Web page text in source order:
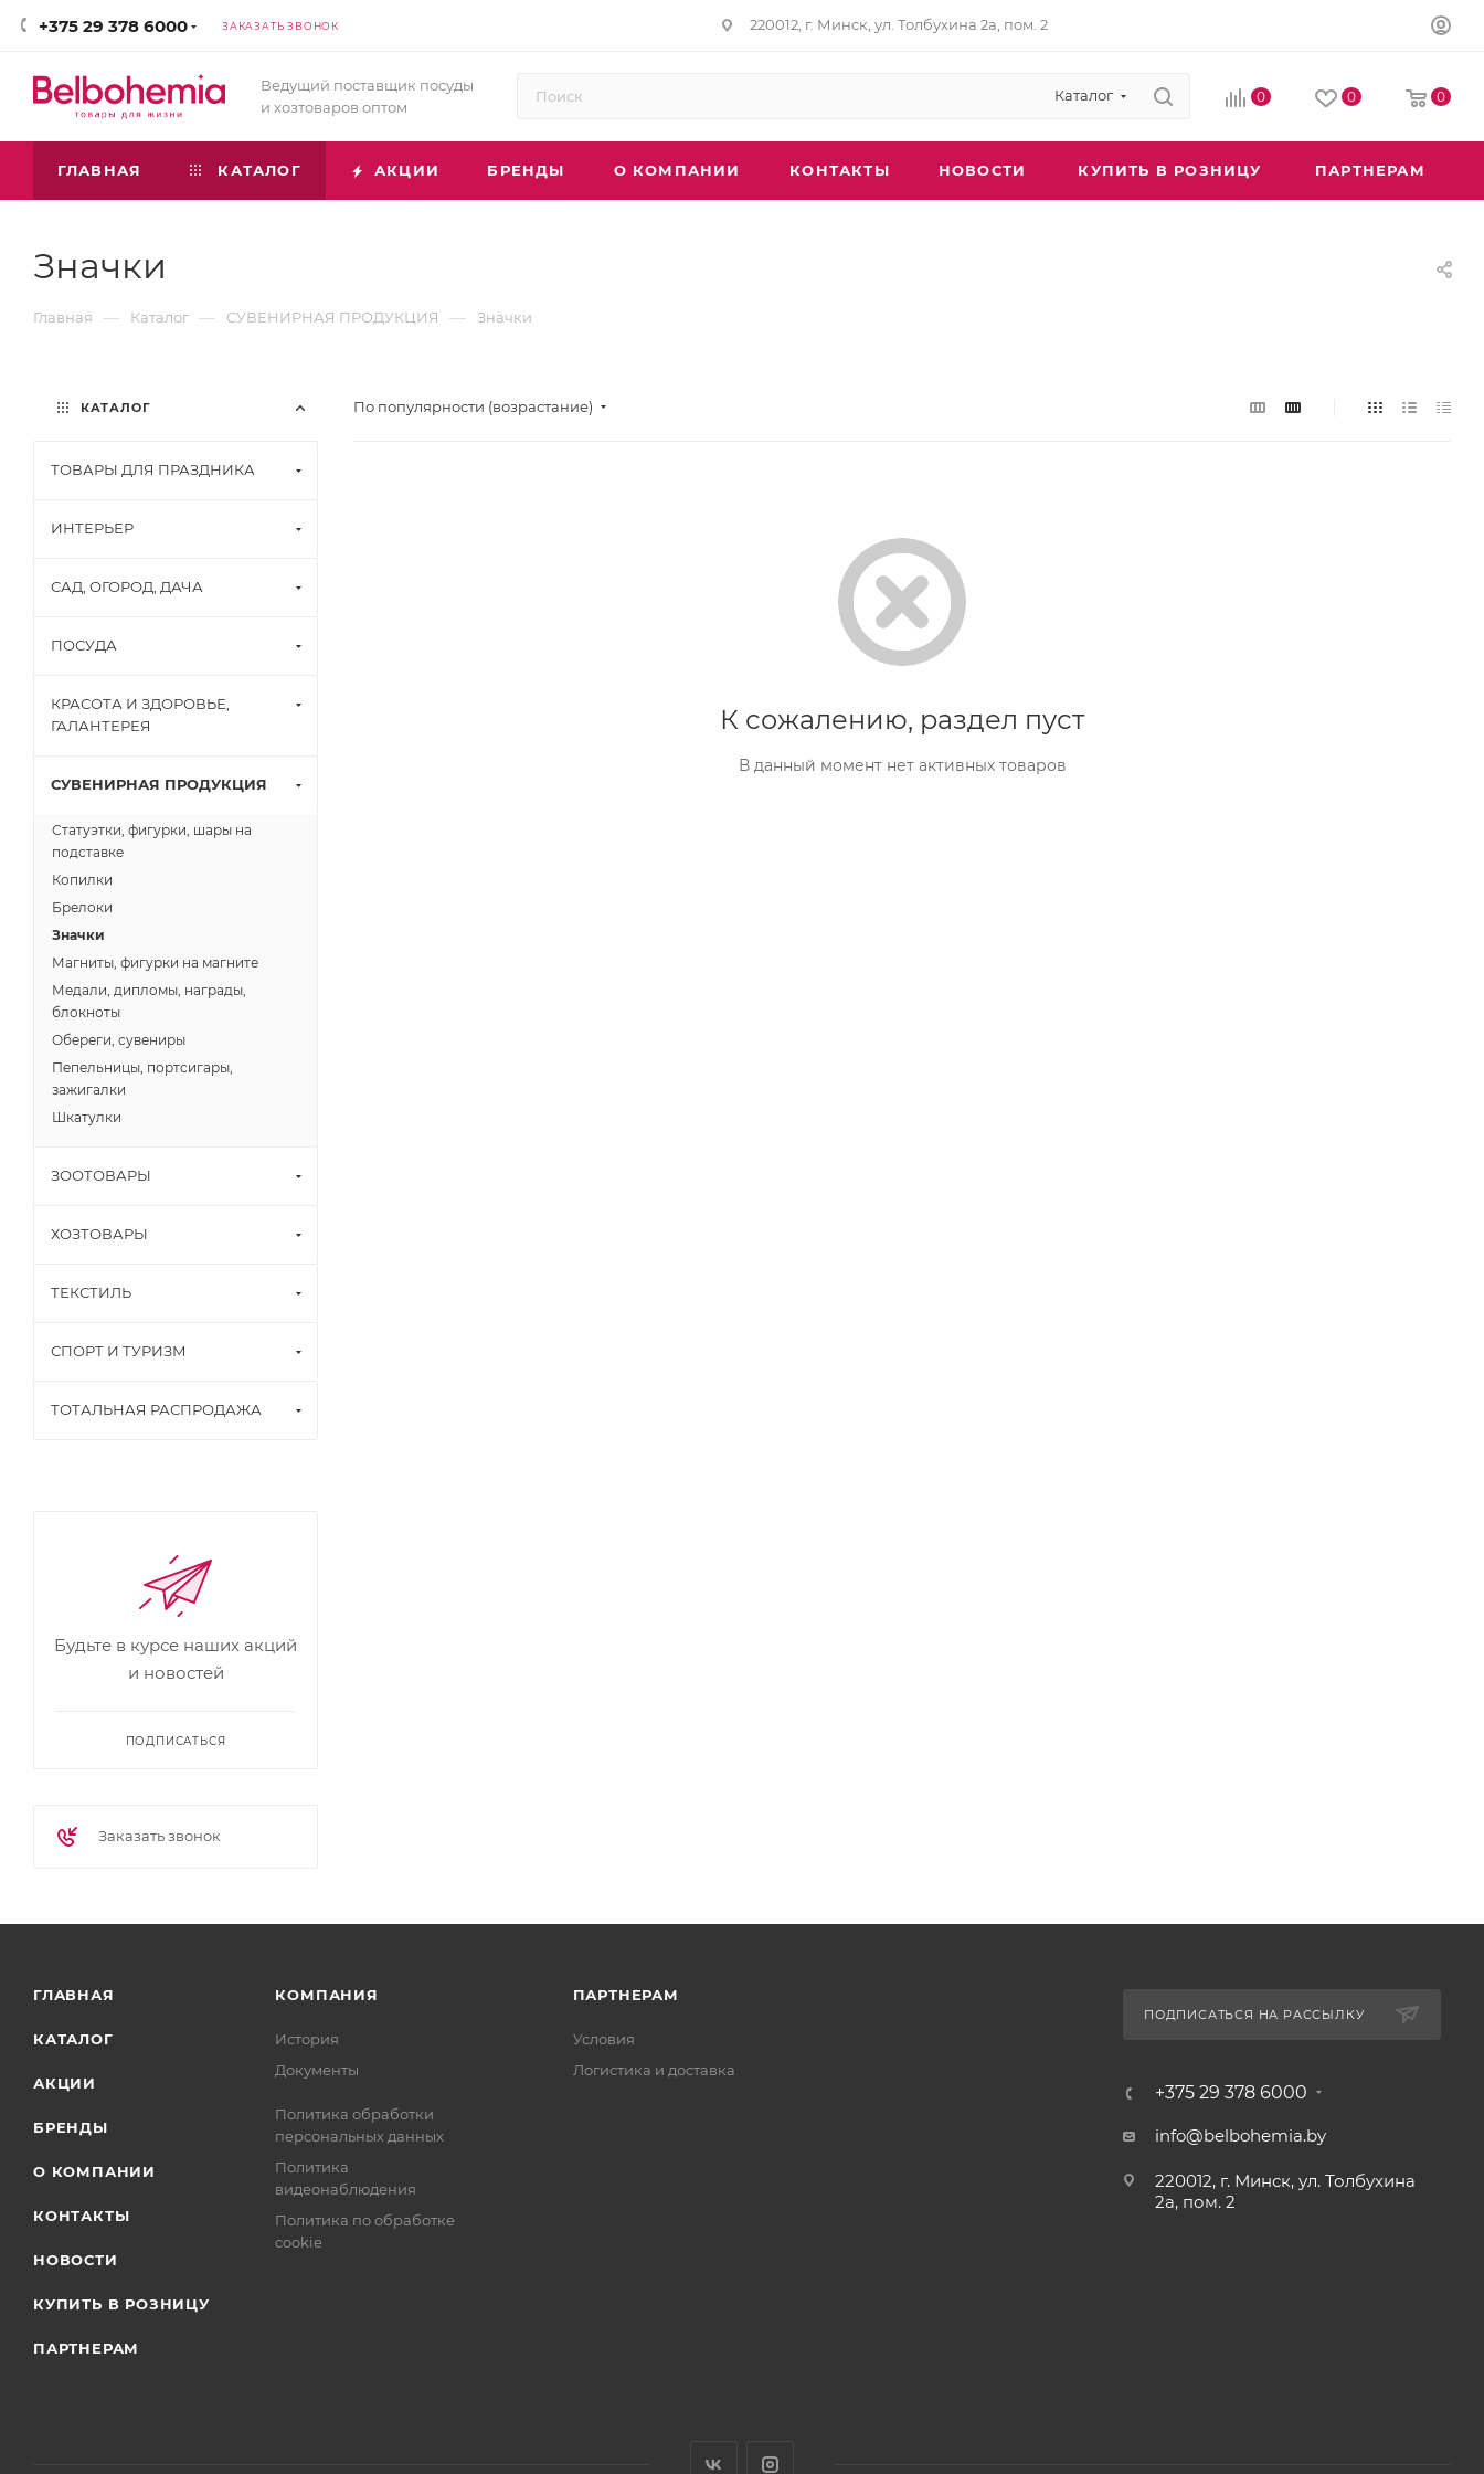
+375 29 378 6000 ЗАКАЗАТЬ ЗВОНОК 220012, г. Минск, ул. Толбухина 2а, пом. 2
Ведущий поставщик посуды
и хозтоваров оптом
Каталог 0 0 0
ГЛАВНАЯ КАТАЛОГ АКЦИИ БРЕНДЫ О КОМПАНИИ КОНТАКТЫ НОВОСТИ КУПИТЬ В РОЗНИЦУ ПАРТНЕРАМ
Значки
Главная — Каталог — СУВЕНИРНАЯ ПРОДУКЦИЯ — Значки
По популярности (возрастание)
К сожалению, раздел пуст
В данный момент нет активных товаров
КАТАЛОГ
ТОВАРЫ ДЛЯ ПРАЗДНИКА
ИНТЕРЬЕР
САД, ОГОРОД, ДАЧА
ПОСУДА
КРАСОТА И ЗДОРОВЬЕ,
ГАЛАНТЕРЕЯ
СУВЕНИРНАЯ ПРОДУКЦИЯ
Статуэтки, фигурки, шары на
подставке
Копилки
Брелоки
Значки
Магниты, фигурки на магните
Медали, дипломы, награды,
блокноты
Обереги, сувениры
Пепельницы, портсигары,
зажигалки
Шкатулки
ЗООТОВАРЫ
ХОЗТОВАРЫ
ТЕКСТИЛЬ
СПОРТ И ТУРИЗМ
ТОТАЛЬНАЯ РАСПРОДАЖА
Будьте в курсе наших акций
и новостей
ПОДПИСАТЬСЯ
Заказать звонок
ГЛАВНАЯ
КАТАЛОГ
АКЦИИ
БРЕНДЫ
О КОМПАНИИ
КОНТАКТЫ
НОВОСТИ
КУПИТЬ В РОЗНИЦУ
ПАРТНЕРАМ
КОМПАНИЯ
История
Документы
Политика обработки
персональных данных
Политика
видеонаблюдения
Политика по обработке
cookie
ПАРТНЕРАМ
Условия
Логистика и доставка
ПОДПИСАТЬСЯ НА РАССЫЛКУ
+375 29 378 6000
info@belbohemia.by
220012, г. Минск, ул. Толбухина
2а, пом. 2